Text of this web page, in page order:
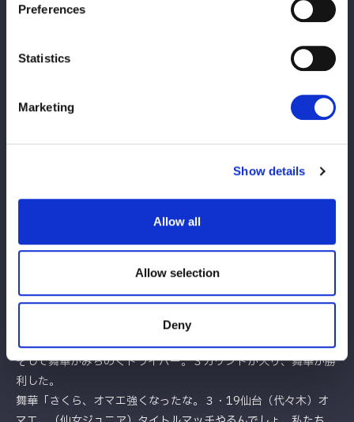
Preferences
Statistics
Marketing
Show details
Allow all
Allow selection
Deny
ープすると、なつぽいはドロップキック狙いでダッシュ。舞華が
読んでいてパワースラム。ブレーンバスターを切り返して、なつ
ぽいがトラースキック。さくらが舞華に串刺しニールキック、ド
ロップキック。舞華が返すと、さくらの突進を止めてボディース
ェースラム。10分経過。舞華の突進をさくらがかわし、コズエン
が合体、さくらがミドルキック。舞華が返すと、さくらのスープ
レックス狙いを阻止もミドルを食らう。さくらの突進を月山がカ
ットし、ＨＡＮＡＫＯがボディースラム、トリオでトラースキッ
る。舞華はフィニッシュを宣言も、なつぽいがトラースキック、
安納が延髄斬り、さくらがダイビングニーアタック、ダブルリス
トアームサルト、舞華が返すと、さくらは三角絞め。しかし、月
のいでバックドロップ。さくらがラリアットをかわしてハイキッ
ク。しかし、舞華の方が上がる。さくらは再び三角絞めでギブア
ップを迫る。舞華が持ち上げるとＨＡＮＡＫＯがビッグブーツ、
舞華とＨＡＮＡＫＯがさくらを持ち上げてマットに叩きつける。
そして舞華がみちのくドライバー。３カウントが入り、舞華が勝
利した。
舞華「さくら、オマエ強くなったな。３・19仙台（代々木）オ